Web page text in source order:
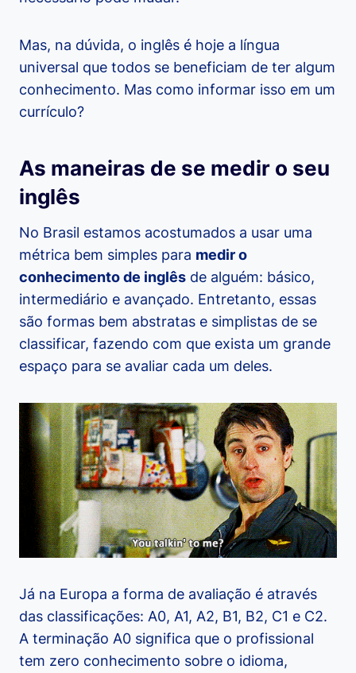
Mas, na dúvida, o inglês é hoje a língua
universal que todos se beneficiam de ter algum
conhecimento. Mas como informar isso em um
currículo?
As maneiras de se medir o seu
inglês
No Brasil estamos acostumados a usar uma
métrica bem simples para medir o
conhecimento de inglês de alguém: básico,
intermediário e avançado. Entretanto, essas
são formas bem abstratas e simplistas de se
classificar, fazendo com que exista um grande
espaço para se avaliar cada um deles.
Já na Europa a forma de avaliação é através
das classificações: A0, A1, A2, B1, B2, C1 e C2.
A terminação A0 significa que o profissional
tem zero conhecimento sobre o idioma,